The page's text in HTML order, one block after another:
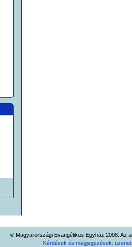
© Magyarországi Evangélikus Egyház 2008. Az
Kérdések és megjegyzések: